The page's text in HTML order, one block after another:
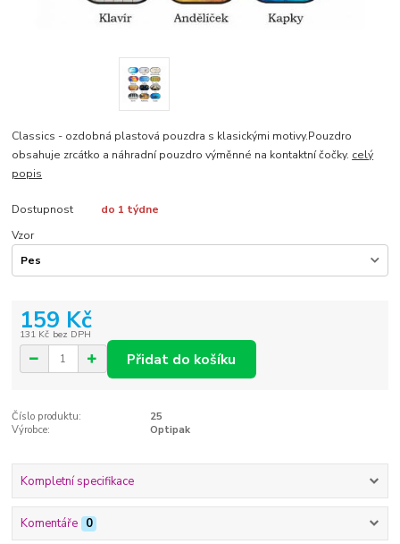
Classics - ozdobná plastová pouzdra s klasickými motivy.Pouzdro
obsahuje zrcátko a náhradní pouzdro výměnné na kontaktní čočky. celý
popis
Dostupnost
do 1 týdne
Vzor
159 Kč
131 Kč bez DPH
Přidat do košíku
Číslo produktu:
25
Výrobce:
Optipak
Kompletní specifikace
Komentáře 0